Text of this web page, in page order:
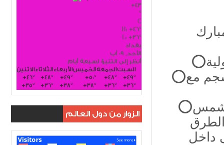
⭕️منع اقامة الحفلات والنشاطات الفنية التي لا تنسجم مع
⭕️غلق المطاعم وأماكن بيع الأطعمة مع شروق الشمس
داخل
+43
°
C
H: +46°
L: +36°
بغداد
الأحد, 09 آب
أنظر إلى التنبؤ لسبعة أيام
الاثنينالثلاثاءالأربعاءالخميسالجمعةالسبت
+46° +48° +49° +50° +48° +49°
+35° +36° +38° +38° +36° +36°
الزوار من دول العالم